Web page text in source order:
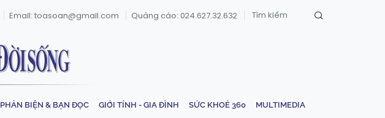
Email: toasoan@gmail.com Quảng cáo: 024.627.32.632
PHẢN BIỆN & BẠN ĐỌC GIỚI TÍNH - GIA ĐÌNH SỨC KHOẺ 360 MULTIMEDIA